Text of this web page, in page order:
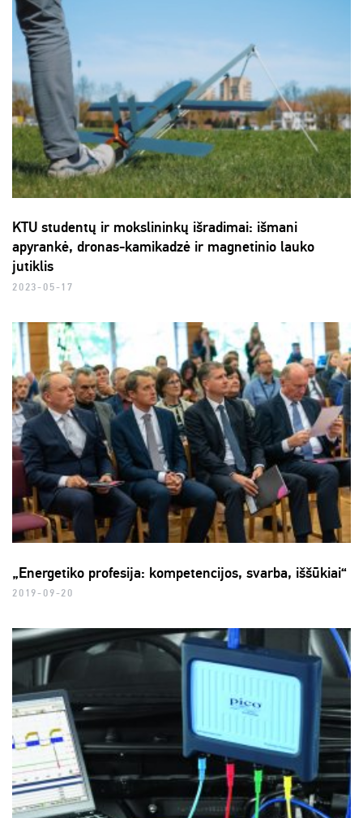
KTU studentų ir mokslininkų išradimai: išmani
apyrankė, dronas-kamikadzė ir magnetinio lauko
jutiklis
2023-05-17
„Energetiko profesija: kompetencijos, svarba, iššūkiai“
2019-09-20